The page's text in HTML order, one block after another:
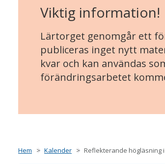
Viktig information!
Lärtorget genomgår ett
publiceras inget nytt
kvar och kan användas
förändringsarbetet
Hem Kalender Reflekterande högläsning